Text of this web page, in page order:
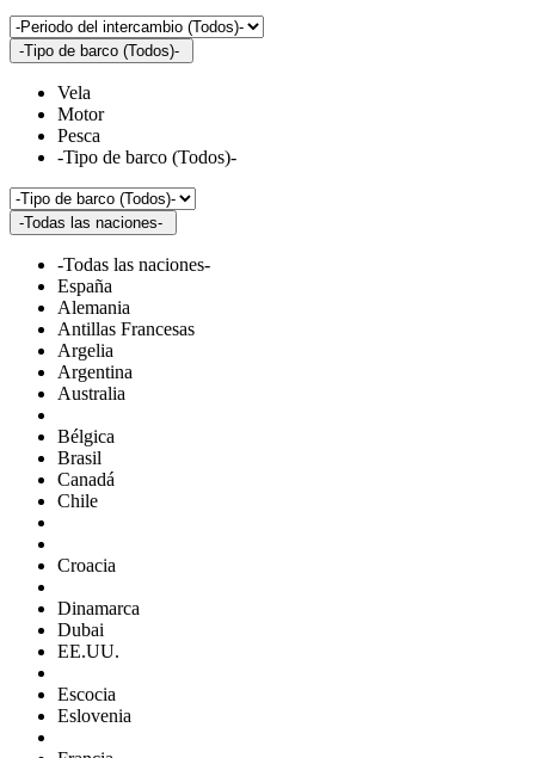
-Tipo de barco (Todos)-
Vela
Motor
Pesca
-Tipo de barco (Todos)-
-Todas las naciones-
-Todas las naciones-
España
Alemania
Antillas Francesas
Argelia
Argentina
Australia
Bélgica
Brasil
Canadá
Chile
Croacia
Dinamarca
Dubai
EE.UU.
Escocia
Eslovenia